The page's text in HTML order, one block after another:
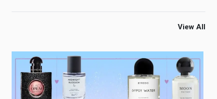
View All